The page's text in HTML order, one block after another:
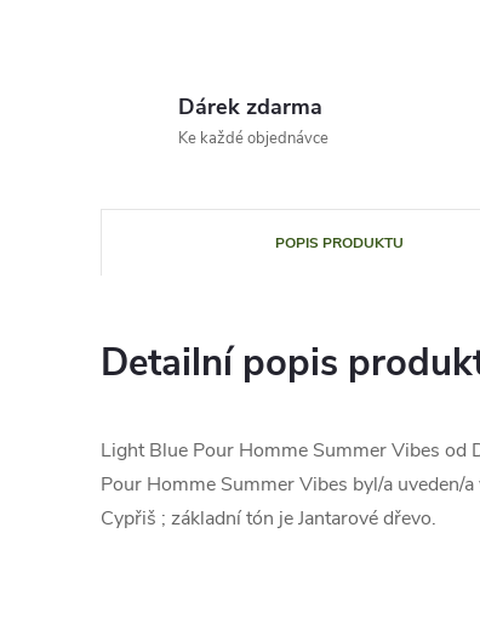
Dárek zdarma
Ke každé objednávce
POPIS PRODUKTU
Detailní popis
Light Blue Pour Homme Summer Vibes od
Pour Homme Summer Vibes byl/a
Cypřiš ; základní tón je Jantarové dřevo.